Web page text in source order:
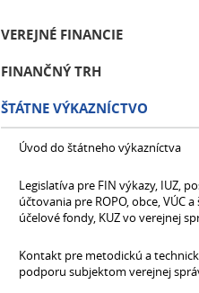
VEREJNÉ FINANCIE
FINANČNÝ TRH
ŠTÁTNE VÝKAZNÍCTVO
Úvod do štátneho výkazníctva
Legislatíva pre FIN výkazy, IUZ,
účtovania pre ROPO, obce, VÚC
účelové fondy, KUZ vo verejnej
Kontakt pre metodickú a
podporu subjektom verejnej